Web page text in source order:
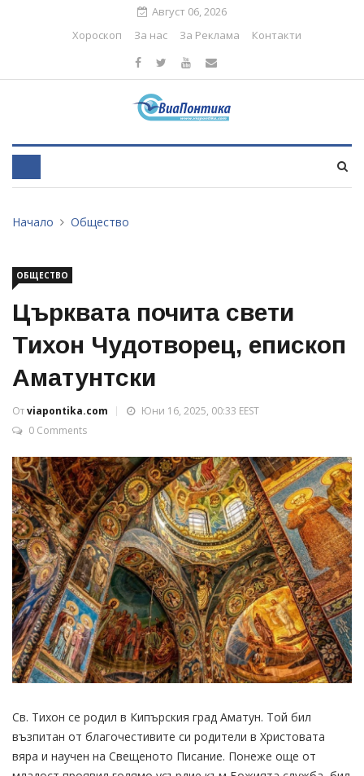
Август 06, 2026
Хороскоп
За нас За Реклама Контакти
Начало Общество
ОБЩЕСТВО
Църквата почита свети
Тихон Чудотворец, епископ
Аматунтски
Отviapontika.com
Юни 16, 2025, 00:33 EEST
0 Comments
Св. Тихон се родил в Кипърския град Аматун. Той бил
възпитан от благочестивите си родители в Христовата
вяра и научен на Свещеното Писание. Понеже още от